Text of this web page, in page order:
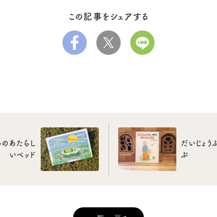
この記事をシェアする
のあたらし
いベッド
だいじょう
ぶ